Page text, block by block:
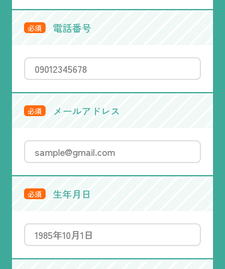
必須 電話番号
必須 メールアドレス
必須 生年月日